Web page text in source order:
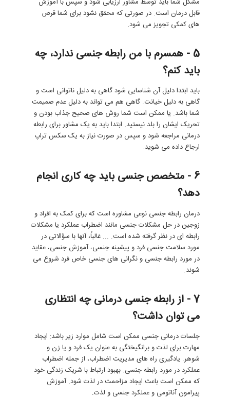
مشکل شما باید توسط مشاور ارزیابی شود و سپس با آموزش
قابل درمان است. در صورتی که محقق نشود برای شما قرص
های کمکی تجویز می شود.
5 - همسرم با من رابطه جنسی ندارد، چه
باید کنم؟
باید ابتدا دلیل آن شناسایی شود گاهی به دلیل ناتوانی است و
گاهی به دلیل خیانت. گاهی هم می تواند به دلیل عدم صمیمت
شما باشد. یا ممکن است شما روش های صحیح جذاب بودن و
تحریک ایشان را بلد نیستید. ابتدا باید به یک مشاور برای رابطه
درمانی مراجعه شود و سپس در صورت نیاز به یک سکس تراپ
ارجاع داده می شوید.
6 - متخصص جنسی باید چه کاری انجام
دهد؟
درمان رابطه جنسی نوعی مشاوره است که برای کمک به افراد و
زوجین در حل مشکلات جنسی مانند اضطراب عملکرد یا مشکلات
رابطه ای در نظر گرفته شده است. ... غالباً، آنها با سؤالاتی در
مورد سلامت جنسی فرد و پیشینه جنسی، آموزش جنسی، عقاید
در مورد رابطه جنسی و نگرانی های جنسی خاص فرد شروع می
شوند.
7 - از رابطه جنسی درمانی چه انتظاری
می توان داشت؟
جلسات درمانی جنسی ممکن است شامل موارد زیر باشد: ایجاد
مهارت برای لذت و برانگیختگی به عنوان یک فرد و یا زن و
شوهر. یادگیری راه های مدیریت اضطراب، از جمله اضطراب
عملکرد در مورد رابطه جنسی. بهبود ارتباط با شریک زندگی خود
که ممکن است باعث ایجاد مزاحمت در لذت شود. آموزش
پیرامون آناتومی و عملکرد جنسی و لذت.